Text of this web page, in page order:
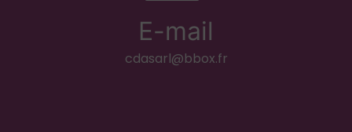
E-mail
cdasarl@bbox.fr